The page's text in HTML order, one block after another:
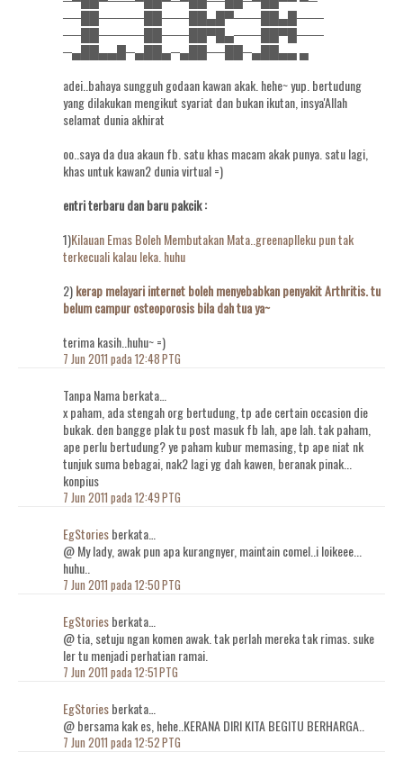
──██─────██───██▄█▀───██▄█───
──██─────██───██▀█▄───██▀█───
─▄██▄▄█─▄██▄─▄██──██─▄██▄▄ ▄
adei..bahaya sungguh godaan kawan akak. hehe~ yup. bertudung
yang dilakukan mengikut syariat dan bukan ikutan, insya'Allah
selamat dunia akhirat
oo..saya da dua akaun fb. satu khas macam akak punya. satu lagi,
khas untuk kawan2 dunia virtual =)
entri terbaru dan baru pakcik :
1)Kilauan Emas Boleh Membutakan Mata..greenaplleku pun tak
terkecuali kalau leka. huhu
2)kerap melayari internet boleh menyebabkan penyakit Arthritis. tu
belum campur osteoporosis bila dah tua ya~
terima kasih..huhu~ =)
7 Jun 2011 pada 12:48 PTG
Tanpa Nama berkata…
x paham, ada stengah org bertudung, tp ade certain occasion die
bukak. den bangge plak tu post masuk fb lah, ape lah. tak paham,
ape perlu bertudung? ye paham kubur memasing, tp ape niat nk
tunjuk suma bebagai, nak2 lagi yg dah kawen, beranak pinak...
konpius
7 Jun 2011 pada 12:49 PTG
EgStoriesberkata…
@ My lady, awak pun apa kurangnyer, maintain comel..i loikeee...
huhu..
7 Jun 2011 pada 12:50 PTG
EgStoriesberkata…
@ tia, setuju ngan komen awak. tak perlah mereka tak rimas. suke
ler tu menjadi perhatian ramai.
7 Jun 2011 pada 12:51 PTG
EgStoriesberkata…
@ bersama kak es, hehe..KERANA DIRI KITA BEGITU BERHARGA..
7 Jun 2011 pada 12:52 PTG